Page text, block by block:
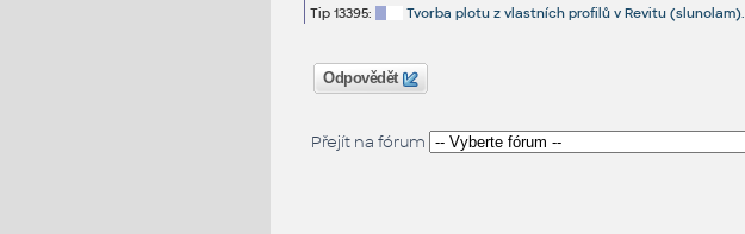
Tip 13395:
Tvorba plotu z vlastních profilů v Revitu (slunolam).
Odpovědět
Přejít na fórum